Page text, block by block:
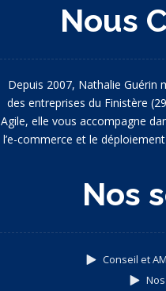
Nous
Depuis 2007, Nathalie Guérin
des entreprises du Finistère
Agile, elle vous accompagne
l’e-commerce et le
Nos
Conseil et